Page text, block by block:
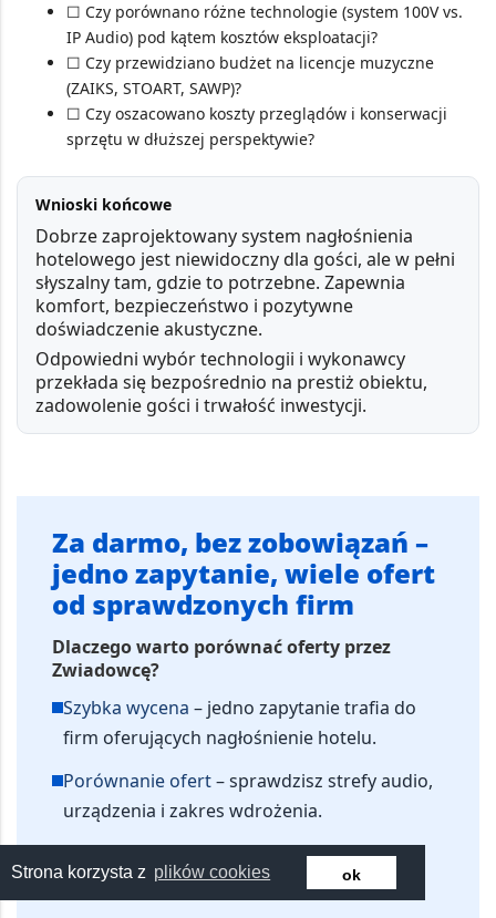
Strona korzysta z plików cookies ok
☐ Czy porównano różne technologie (system 100V vs.
IP Audio) pod kątem kosztów eksploatacji?
☐ Czy przewidziano budżet na licencje muzyczne
(ZAIKS, STOART, SAWP)?
☐ Czy oszacowano koszty przeglądów i konserwacji
sprzętu w dłuższej perspektywie?
Wnioski końcowe
Dobrze zaprojektowany system nagłośnienia
hotelowego jest niewidoczny dla gości, ale w pełni
słyszalny tam, gdzie to potrzebne. Zapewnia
komfort, bezpieczeństwo i pozytywne
doświadczenie akustyczne.
Odpowiedni wybór technologii i wykonawcy
przekłada się bezpośrednio na prestiż obiektu,
zadowolenie gości i trwałość inwestycji.
Za darmo, bez zobowiązań –
jedno zapytanie, wiele ofert
od sprawdzonych firm
Dlaczego warto porównać oferty przez
Zwiadowcę?
Szybka wycena – jedno zapytanie trafia do
firm oferujących nagłośnienie hotelu.
Porównanie ofert– sprawdzisz strefy audio,
urządzenia i zakres wdrożenia.
– łatwiej porównasz ceny i
warunki realizacji.